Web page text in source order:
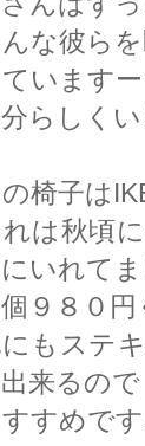
な彼ら
ていますー
らしく
椅子は
は秋頃
いれてま
個９８０
もステ
来るので
すめで